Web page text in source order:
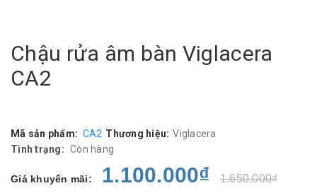
Chậu rửa âm bàn Viglacera
CA2
Mã sản phẩm: CA2 Thương hiệu: Viglacera
Tình trạng: Còn hàng
Giá khuyến mãi: 1.100.000₫ 1.650.000₫